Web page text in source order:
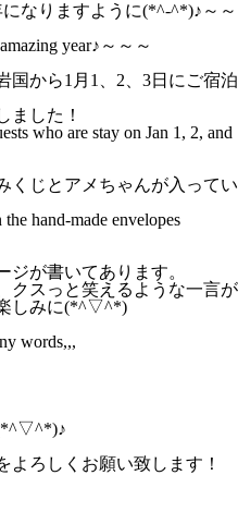
なりますように(*^-^*)♪～～
year♪～～～
国から1月1、2、3日にご宿泊
ました！
who are stay on Jan 1, 2, and
くじとアメちゃんが入ってい
hand-made envelopes
が書いてあります。
クスっと笑えるような一言が
しみに(*^▽^*)
words,,,
よろしくお願い致します！